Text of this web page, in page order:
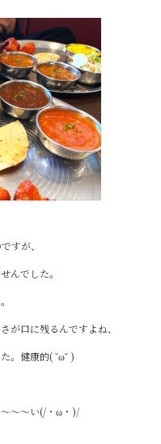
すが、
んでした。
が口に残るんですよね、
。健康的( ˘ω˘ )
～～い(/・ω・)/